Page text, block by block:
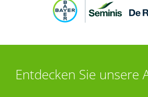
Entdecken Sie unsere